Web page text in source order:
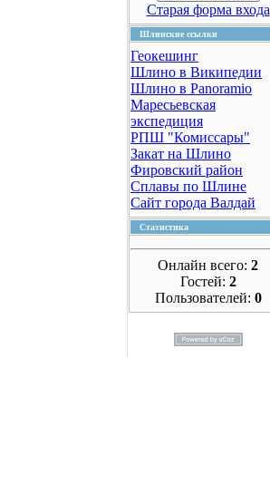
Старая форма входа
Шлинские ссылки
Геокешинг
Шлино в Википедии
Шлино в Panoramio
Маресьевская
экспедиция
РПШ "Комиссары"
Закат на Шлино
Фировский район
Сплавы по Шлине
Сайт города Валдай
Статистика
Онлайн всего: 2
Гостей: 2
Пользователей: 0